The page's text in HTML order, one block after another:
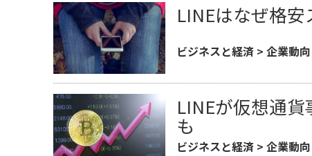
LINEはなぜ格
ビジネスと経済 >企業動向
LINEが仮想通
も
ビジネスと経済 >企業動向